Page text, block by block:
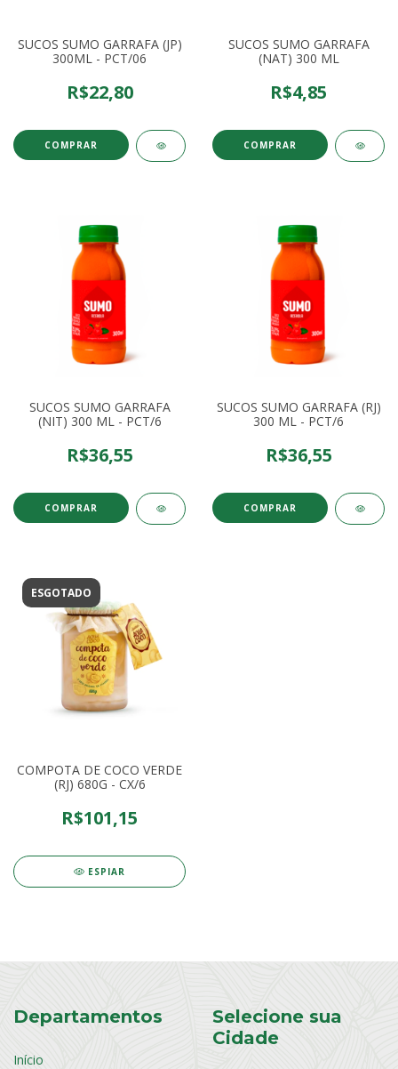
SUCOS SUMO GARRAFA (JP)
300ML - PCT/06
R$22,80
COMPRAR
SUCOS SUMO GARRAFA
(NAT) 300 ML
R$4,85
COMPRAR
SUCOS SUMO GARRAFA
(NIT) 300 ML - PCT/6
R$36,55
COMPRAR
SUCOS SUMO GARRAFA (RJ)
300 ML - PCT/6
R$36,55
COMPRAR
ESGOTADO
COMPOTA DE COCO VERDE
(RJ) 680G - CX/6
R$101,15
ESPIAR
Departamentos
Início
Selecione sua
Cidade